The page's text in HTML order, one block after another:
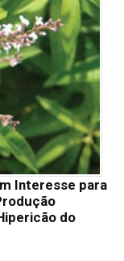
Interesse para
do